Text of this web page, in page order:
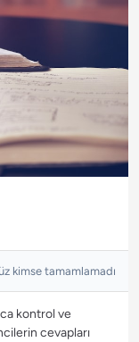
kimse tamamlamadı
kontrol ve
cevapları